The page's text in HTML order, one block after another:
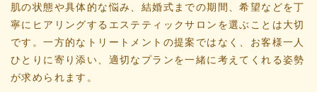
肌の状態や具体的な悩み、結婚式までの期間、希望などを丁
寧にヒアリングするエステティックサロンを選ぶことは大切
です。一方的なトリートメントの提案ではなく、お客様一人
ひとりに寄り添い、適切なプランを一緒に考えてくれる姿勢
が求められます。